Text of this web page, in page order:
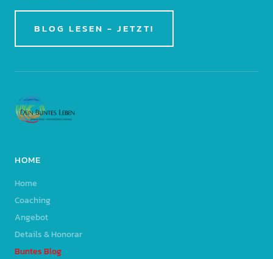
BLOG LESEN - JETZT!
HOME
Home
Coaching
Angebot
Details & Honorar
Buntes Blog